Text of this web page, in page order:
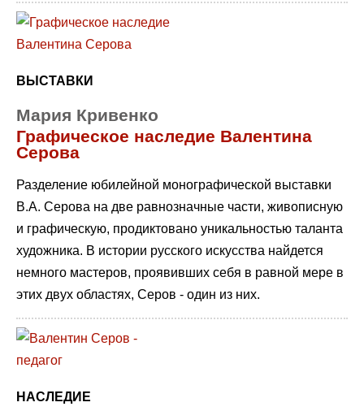
ВЫСТАВКИ
Мария Кривенко
Графическое наследие Валентина
Серова
Разделение юбилейной монографической выставки
В.А. Серова на две равнозначные части, живописную
и графическую, продиктовано уникальностью таланта
художника. В истории русского искусства найдется
немного мастеров, проявивших себя в равной мере в
этих двух областях, Серов - один из них.
НАСЛЕДИЕ